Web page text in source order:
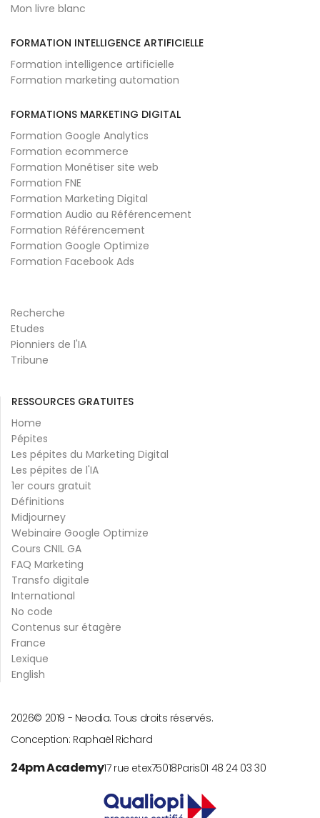
Mon livre blanc
FORMATION INTELLIGENCE ARTIFICIELLE
Formation intelligence artificielle
Formation marketing automation
FORMATIONS MARKETING DIGITAL
Formation Google Analytics
Formation ecommerce
Formation Monétiser site web
Formation FNE
Formation Marketing Digital
Formation Audio au Référencement
Formation Référencement
Formation Google Optimize
Formation Facebook Ads
Recherche
Etudes
Pionniers de l'IA
Tribune
RESSOURCES GRATUITES
Home
Pépites
Les pépites du Marketing Digital
Les pépites de l'IA
1er cours gratuit
Définitions
Midjourney
Webinaire Google Optimize
Cours CNIL GA
FAQ Marketing
Transfo digitale
International
No code
Contenus sur étagère
France
Lexique
English
© 2019 -
2026
Neodia. Tous droits réservés.
Conception: Raphaël Richard
24pm Academy17 rue etex75018Paris01 48 24 03 30